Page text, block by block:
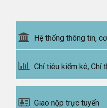
Hệ thống thông tin,
Chỉ tiêu kiểm kê, Chỉ
Giao nộp trực tuyến